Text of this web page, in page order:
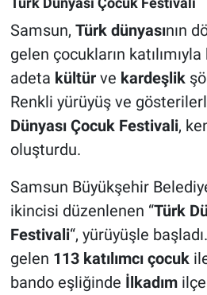
Samsun, Türk dünyasının
gelen çocukların
adeta kültürve kardeşlik
Renkli yürüyüş ve
Dünyası Çocuk Festivali,
oluşturdu.
Samsun Büyükşehir
ikincisi düzenlenen “Türk
Festivali“, yürüyüşle başladı.
gelen 113 katılımcı çocuk
bando eşliğinde İlkadım